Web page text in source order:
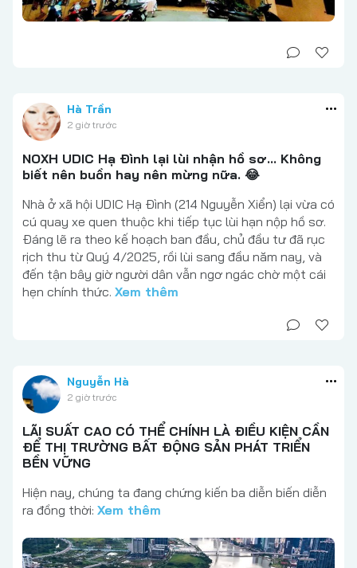
Hà Trần
2 giờ trước
NOXH UDIC Hạ Đình lại lùi nhận hồ sơ... Không
biết nên buồn hay nên mừng nữa. 😂
Nhà ở xã hội UDIC Hạ Đình (214 Nguyễn Xiển) lại vừa có
cú quay xe quen thuộc khi tiếp tục lùi hạn nộp hồ sơ.
Đáng lẽ ra theo kế hoạch ban đầu, chủ đầu tư đã rục
rịch thu từ Quý 4/2025, rồi lùi sang đầu năm nay, và
đến tận bây giờ người dân vẫn ngơ ngác chờ một cái
hẹn chính thức. Xem thêm
Nguyễn Hà
2 giờ trước
LÃI SUẤT CAO CÓ THỂ CHÍNH LÀ ĐIỀU KIỆN CẦN
ĐỂ THỊ TRƯỜNG BẤT ĐỘNG SẢN PHÁT TRIỂN
BỀN VỮNG
Hiện nay, chúng ta đang chứng kiến ba diễn biến diễn
ra đồng thời: Xem thêm